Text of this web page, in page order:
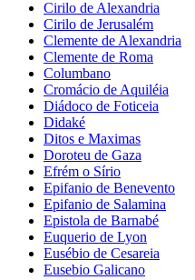
Cirilo de Alexandria
Cirilo de Jerusalém
Clemente de Alexandria
Clemente de Roma
Columbano
Cromácio de Aquiléia
Diádoco de Foticeia
Didaké
Ditos e Maximas
Doroteu de Gaza
Efrém o Sírio
Epifanio de Benevento
Epifanio de Salamina
Epistola de Barnabé
Euquerio de Lyon
Eusébio de Cesareia
Eusebio Galicano